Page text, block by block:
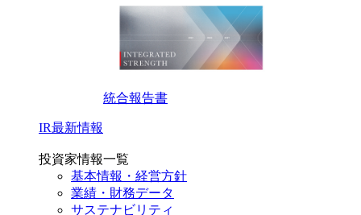
統合報告書
IR最新情報
投資家情報一覧
基本情報・経営方針
業績・財務データ
サステナビリティ